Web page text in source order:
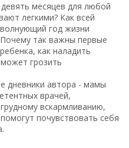
месяцев для любой
легкими? Как всей
год жизни
так важны первые
как наладить
грозить
дневники автора - мамы
врачей,
вскармливанию,
почувствовать себя